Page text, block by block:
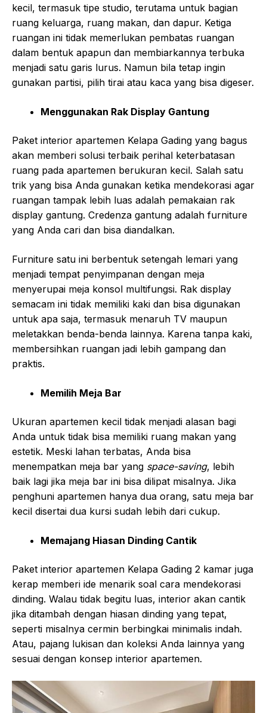
kecil, termasuk tipe studio, terutama untuk bagian
ruang keluarga, ruang makan, dan dapur. Ketiga
ruangan ini tidak memerlukan pembatas ruangan
dalam bentuk apapun dan membiarkannya terbuka
menjadi satu garis lurus. Namun bila tetap ingin
gunakan partisi, pilih tirai atau kaca yang bisa digeser.
Menggunakan Rak Display Gantung
Paket interior apartemen Kelapa Gading yang bagus
akan memberi solusi terbaik perihal keterbatasan
ruang pada apartemen berukuran kecil. Salah satu
trik yang bisa Anda gunakan ketika mendekorasi agar
ruangan tampak lebih luas adalah pemakaian rak
display gantung. Credenza gantung adalah furniture
yang Anda cari dan bisa diandalkan.
Furniture satu ini berbentuk setengah lemari yang
menjadi tempat penyimpanan dengan meja
menyerupai meja konsol multifungsi. Rak display
semacam ini tidak memiliki kaki dan bisa digunakan
untuk apa saja, termasuk menaruh TV maupun
meletakkan benda-benda lainnya. Karena tanpa kaki,
membersihkan ruangan jadi lebih gampang dan
praktis.
Memilih Meja Bar
Ukuran apartemen kecil tidak menjadi alasan bagi
Anda untuk tidak bisa memiliki ruang makan yang
estetik. Meski lahan terbatas, Anda bisa
menempatkan meja bar yang space-saving, lebih
baik lagi jika meja bar ini bisa dilipat misalnya. Jika
penghuni apartemen hanya dua orang, satu meja bar
kecil disertai dua kursi sudah lebih dari cukup.
Memajang Hiasan Dinding Cantik
Paket interior apartemen Kelapa Gading 2 kamar juga
kerap memberi ide menarik soal cara mendekorasi
dinding. Walau tidak begitu luas, interior akan cantik
jika ditambah dengan hiasan dinding yang tepat,
seperti misalnya cermin berbingkai minimalis indah.
Atau, pajang lukisan dan koleksi Anda lainnya yang
sesuai dengan konsep interior apartemen.